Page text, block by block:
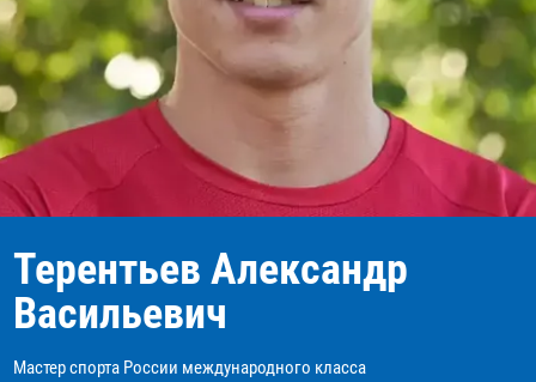
Терентьев Александр
Васильевич
Мастер спорта России международного класса